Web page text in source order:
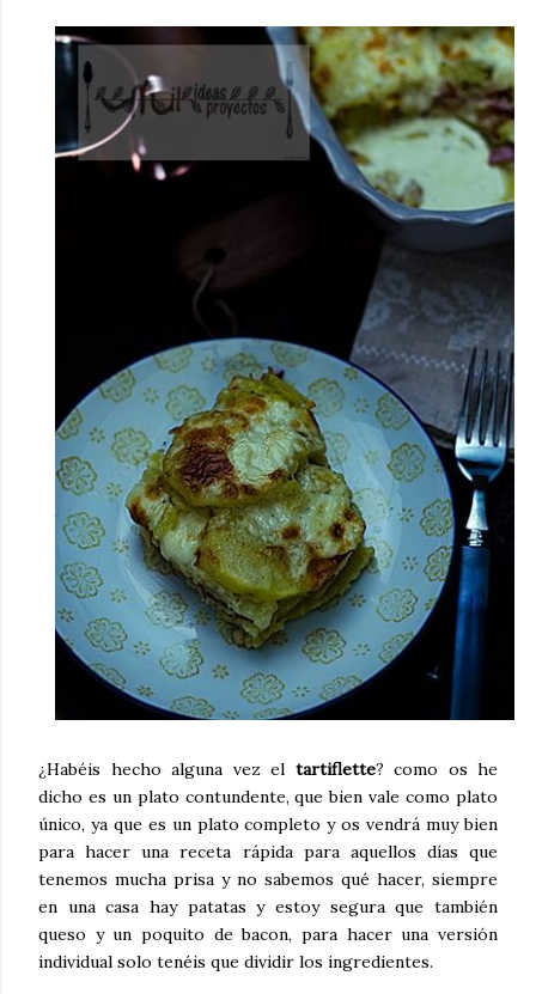
¿Habéis hecho alguna vez el tartiflette? como os he
dicho es un plato contundente, que bien vale como plato
único, ya que es un plato completo y os vendrá muy bien
para hacer una receta rápida para aquellos días que
tenemos mucha prisa y no sabemos qué hacer, siempre
en una casa hay patatas y estoy segura que también
queso y un poquito de bacon, para hacer una versión
individual solo tenéis que dividir los ingredientes.